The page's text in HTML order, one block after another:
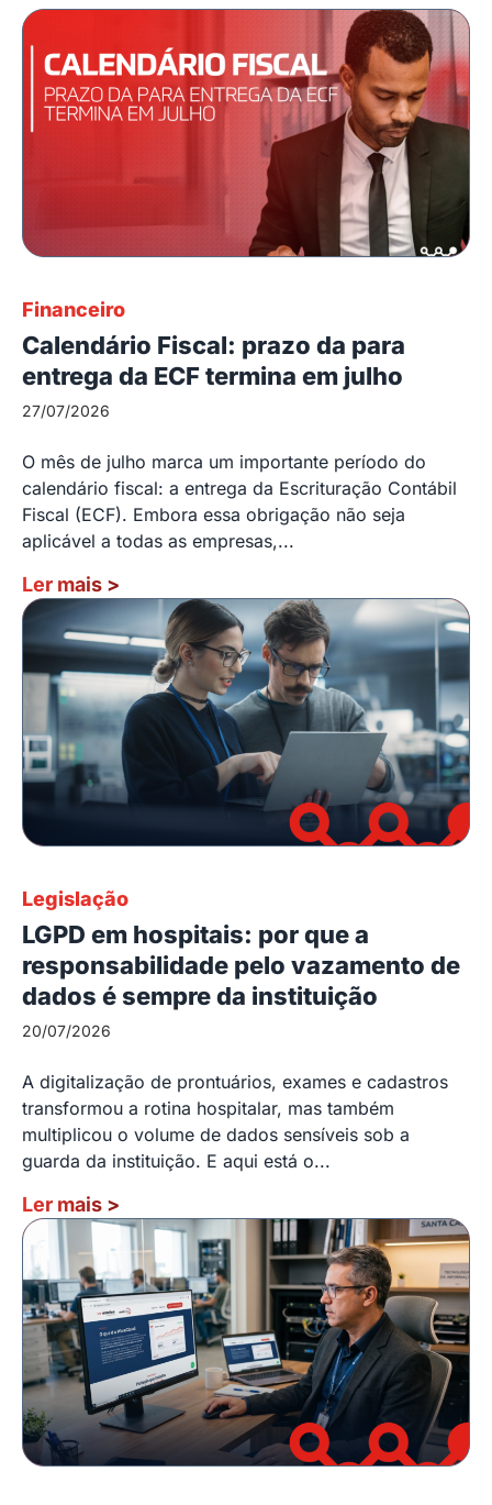
Financeiro
Calendário Fiscal: prazo da para
entrega da ECF termina em julho
27/07/2026
O mês de julho marca um importante período do
calendário fiscal: a entrega da Escrituração Contábil
Fiscal (ECF). Embora essa obrigação não seja
aplicável a todas as empresas,...
Ler mais >
Legislação
LGPD em hospitais: por que a
responsabilidade pelo vazamento de
dados é sempre da instituição
20/07/2026
A digitalização de prontuários, exames e cadastros
transformou a rotina hospitalar, mas também
multiplicou o volume de dados sensíveis sob a
guarda da instituição. E aqui está o...
Ler mais >